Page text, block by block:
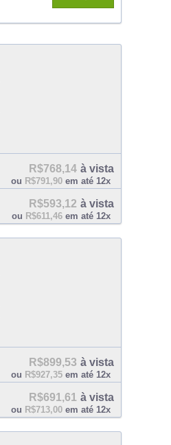
R$768,14 à vista
ou R$791,90 em até 12x
R$593,12 à vista
ou R$611,46 em até 12x
R$899,53 à vista
ou R$927,35 em até 12x
R$691,61 à vista
ou R$713,00 em até 12x